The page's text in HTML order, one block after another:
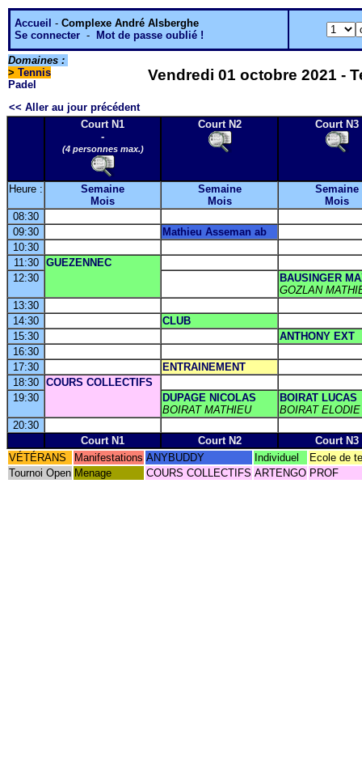
Accueil - Complexe André Alsberghe
Se connecter - Mot de passe oublié !
Domaines :
> Tennis
Padel
Vendredi 01 octobre 2021 -
<< Aller au jour précédent
Court N1
-
(4 personnes max.)
Court N2 Court N3
Heure :
Semaine
Mois
Semaine
Mois
Semaine
Mois
08:30
09:30
Mathieu Asseman ab
10:30
11:30
GUEZENNEC
12:30
BAUSINGER
GOZLAN
13:30
14:30
CLUB
15:30
ANTHONY EXT
16:30
17:30
ENTRAINEMENT
18:30 COURS COLLECTIFS
19:30
DUPAGE NICOLAS
BOIRAT MATHIEU
BOIRAT LUCAS
BOIRAT ELODIE
20:30
Court N1
Court N2
Court N3
VÉTÉRANS
Manifestations ANYBUDDY Individuel
Ecole de
Tournoi Open Menage COURS COLLECTIFS ARTENGO PROF